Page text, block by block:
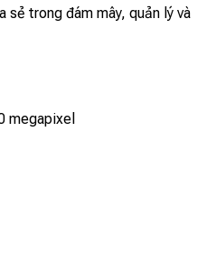
trong đám mây, quản lý và
megapixel